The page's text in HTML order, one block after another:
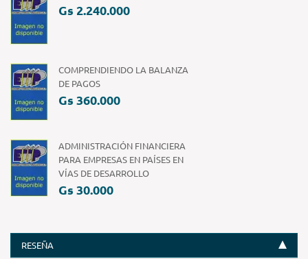
Gs 2.240.000
COMPRENDIENDO LA BALANZA
DE PAGOS
Gs 360.000
ADMINISTRACIÓN FINANCIERA
PARA EMPRESAS EN PAÍSES EN
VÍAS DE DESARROLLO
Gs 30.000
RESEÑA